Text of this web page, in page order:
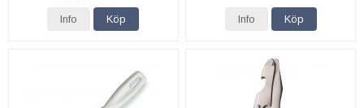
Info Köp Info Köp